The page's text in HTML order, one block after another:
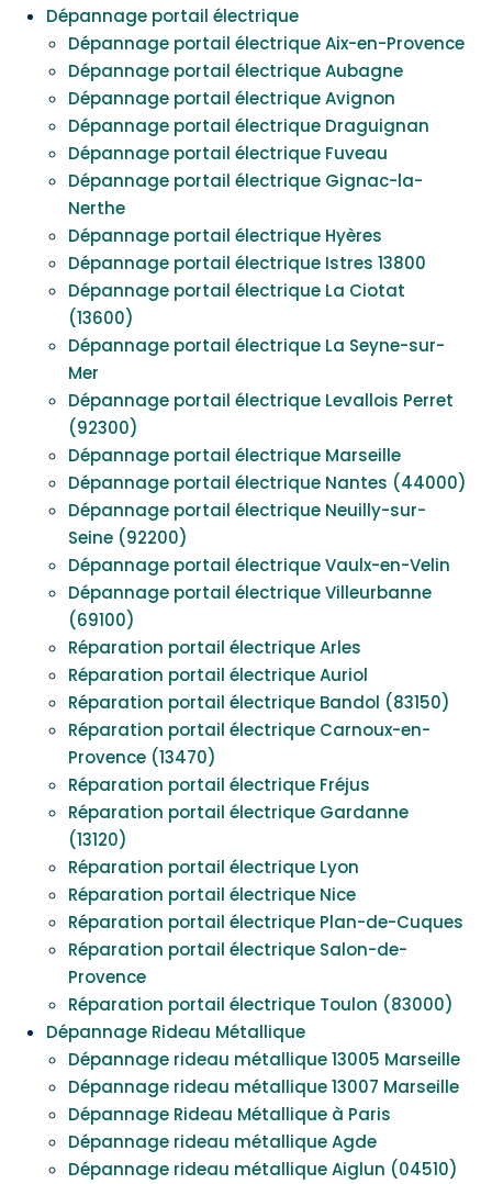
Dépannage portail électrique
Dépannage portail électrique Aix-en-Provence
Dépannage portail électrique Aubagne
Dépannage portail électrique Avignon
Dépannage portail électrique Draguignan
Dépannage portail électrique Fuveau
Dépannage portail électrique Gignac-la-
Nerthe
Dépannage portail électrique Hyères
Dépannage portail électrique Istres 13800
Dépannage portail électrique La Ciotat
(13600)
Dépannage portail électrique La Seyne-sur-
Mer
Dépannage portail électrique Levallois Perret
(92300)
Dépannage portail électrique Marseille
Dépannage portail électrique Nantes (44000)
Dépannage portail électrique Neuilly-sur-
Seine (92200)
Dépannage portail électrique Vaulx-en-Velin
Dépannage portail électrique Villeurbanne
(69100)
Réparation portail électrique Arles
Réparation portail électrique Auriol
Réparation portail électrique Bandol (83150)
Réparation portail électrique Carnoux-en-
Provence (13470)
Réparation portail électrique Fréjus
Réparation portail électrique Gardanne
(13120)
Réparation portail électrique Lyon
Réparation portail électrique Nice
Réparation portail électrique Plan-de-Cuques
Réparation portail électrique Salon-de-
Provence
Réparation portail électrique Toulon (83000)
Dépannage Rideau Métallique
Dépannage rideau métallique 13005 Marseille
Dépannage rideau métallique 13007 Marseille
Dépannage Rideau Métallique à Paris
Dépannage rideau métallique Agde
Dépannage rideau métallique Aiglun (04510)